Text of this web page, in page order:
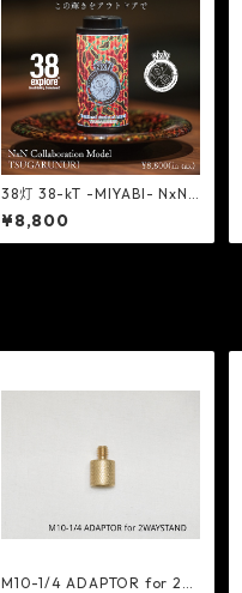
38灯 38-kT -MIYABI- NxN
Collaboration Model TSUG
ARUNURI - NextNatural
¥8,800
M10-1/4 ADAPTOR for 2W